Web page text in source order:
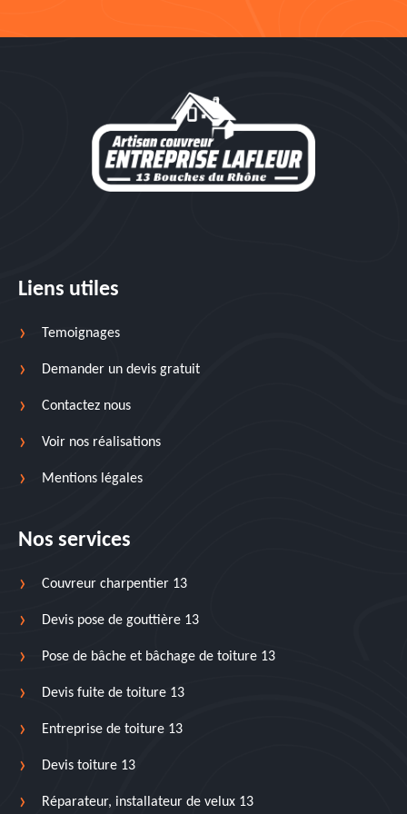
Liens utiles
Temoignages
Demander un devis gratuit
Contactez nous
Voir nos réalisations
Mentions légales
Nos services
Couvreur charpentier 13
Devis pose de gouttière 13
Pose de bâche et bâchage de toiture 13
Devis fuite de toiture 13
Entreprise de toiture 13
Devis toiture 13
Réparateur, installateur de velux 13